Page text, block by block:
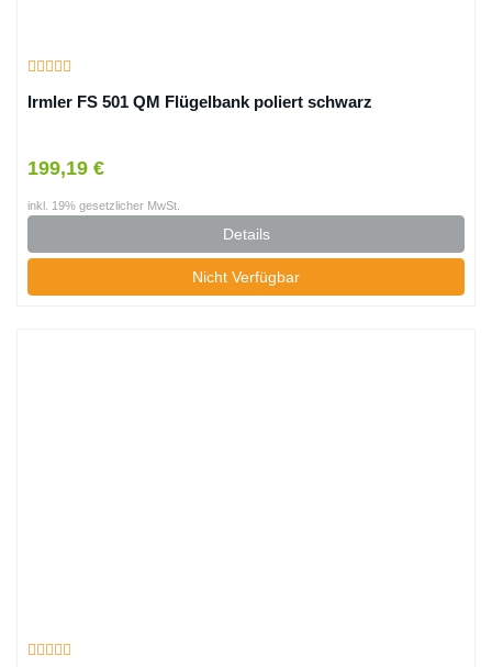
Irmler FS 501 QM Flügelbank poliert schwarz
199,19 €
inkl. 19% gesetzlicher MwSt.
Details
Nicht Verfügbar